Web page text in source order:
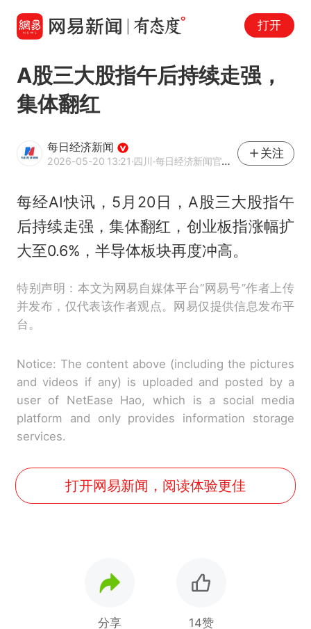
打开
A股三大股指午后持续走强，
集体翻红
每日经济新闻
2026-05-20 13:21·四川·每日经济新闻官方网易号
关注
每经AI快讯，5月20日，A股三大股指午
后持续走强，集体翻红，创业板指涨幅扩
大至0.6%，半导体板块再度冲高。
特别声明：本文为网易自媒体平台“网易号”作者上传
并发布，仅代表该作者观点。网易仅提供信息发布平
台。
Notice: The content above (including the pictures
and videos if any) is uploaded and posted by a
user of NetEase Hao, which is a social media
platform and only provides information storage
services.
打开网易新闻，阅读体验更佳
分享 14赞